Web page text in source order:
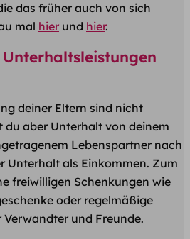
das früher auch von sich
mal hier und hier.
deiner Eltern sind nicht
du aber Unterhalt von deinem
Lebenspartner nach
Unterhalt als Einkommen. Zum
freiwilligen Schenkungen wie
oder regelmäßige
und Freunde.